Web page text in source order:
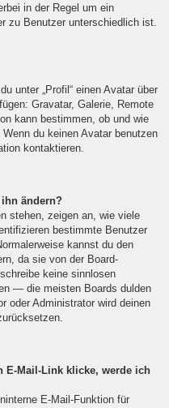
in der Regel um ein
zu Benutzer unterschiedlich ist.
unter „Profil“ einen Avatar über
Gravatar, Galerie, Remote
kann bestimmen, ob und wie
du keinen Avatar benutzen
kontaktieren.
ändern?
stehen, zeigen an, wie viele
bestimmte Benutzer
kannst du den
da sie von der Board-
keine sinnlosen
— die meisten Boards dulden
oder Administrator wird deinen
E-Mail-Link klicke, werde ich
E-Mail-Funktion für